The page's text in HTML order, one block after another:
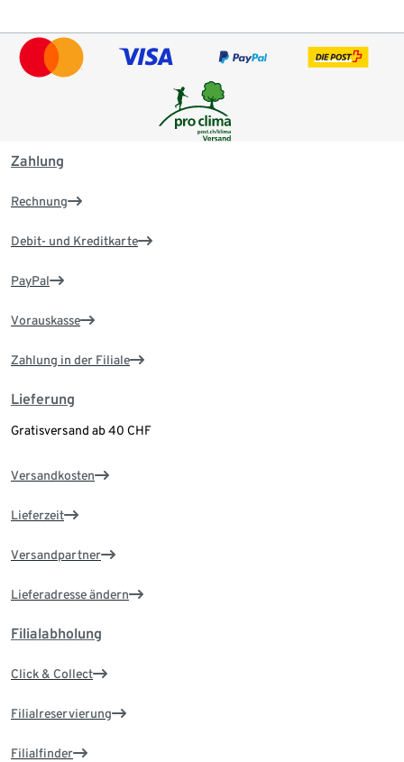
Zahlung
Rechnung
Debit- und Kreditkarte
PayPal
Vorauskasse
Zahlung in der Filiale
Lieferung
Gratisversand ab 40 CHF
Versandkosten
Lieferzeit
Versandpartner
Lieferadresse ändern
Filialabholung
Click & Collect
Filialreservierung
Filialfinder